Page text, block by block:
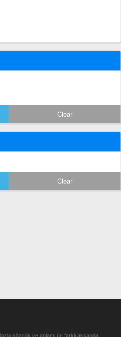
Clear
Clear
sözcük ve anlamı üç farklı aksanda